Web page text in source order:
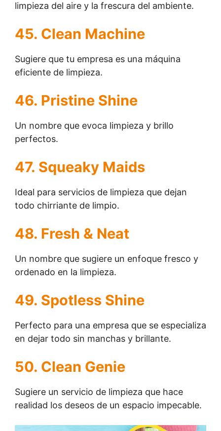
limpieza del aire y la frescura del ambiente.
45. Clean Machine
Sugiere que tu empresa es una máquina
eficiente de limpieza.
46. Pristine Shine
Un nombre que evoca limpieza y brillo
perfectos.
47. Squeaky Maids
Ideal para servicios de limpieza que dejan
todo chirriante de limpio.
48. Fresh & Neat
Un nombre que sugiere un enfoque fresco y
ordenado en la limpieza.
49. Spotless Shine
Perfecto para una empresa que se especializa
en dejar todo sin manchas y brillante.
50. Clean Genie
Sugiere un servicio de limpieza que hace
realidad los deseos de un espacio impecable.